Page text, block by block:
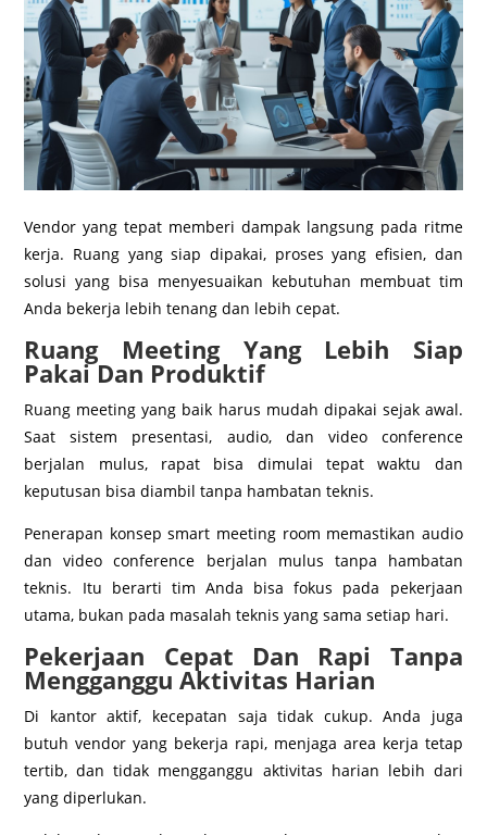
Vendor yang tepat memberi dampak langsung pada ritme
kerja. Ruang yang siap dipakai, proses yang efisien, dan
solusi yang bisa menyesuaikan kebutuhan membuat tim
Anda bekerja lebih tenang dan lebih cepat.
Ruang Meeting Yang Lebih Siap
Pakai Dan Produktif
Ruang meeting yang baik harus mudah dipakai sejak awal.
Saat sistem presentasi, audio, dan video conference
berjalan mulus, rapat bisa dimulai tepat waktu dan
keputusan bisa diambil tanpa hambatan teknis.
Penerapan konsep smart meeting room memastikan audio
dan video conference berjalan mulus tanpa hambatan
teknis. Itu berarti tim Anda bisa fokus pada pekerjaan
utama, bukan pada masalah teknis yang sama setiap hari.
Pekerjaan Cepat Dan Rapi Tanpa
Mengganggu Aktivitas Harian
Di kantor aktif, kecepatan saja tidak cukup. Anda juga
butuh vendor yang bekerja rapi, menjaga area kerja tetap
tertib, dan tidak mengganggu aktivitas harian lebih dari
yang diperlukan.